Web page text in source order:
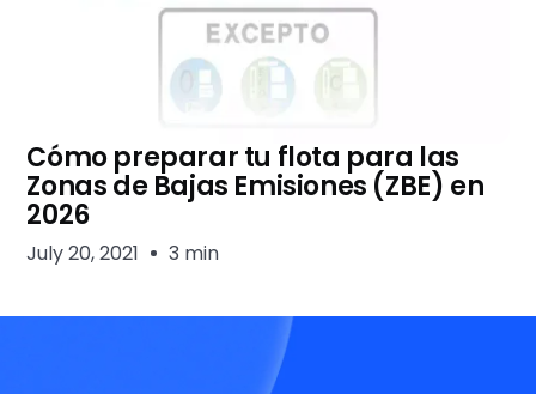
Cómo preparar tu flota para las
Zonas de Bajas Emisiones (ZBE) en
2026
July 20, 2021 3 min